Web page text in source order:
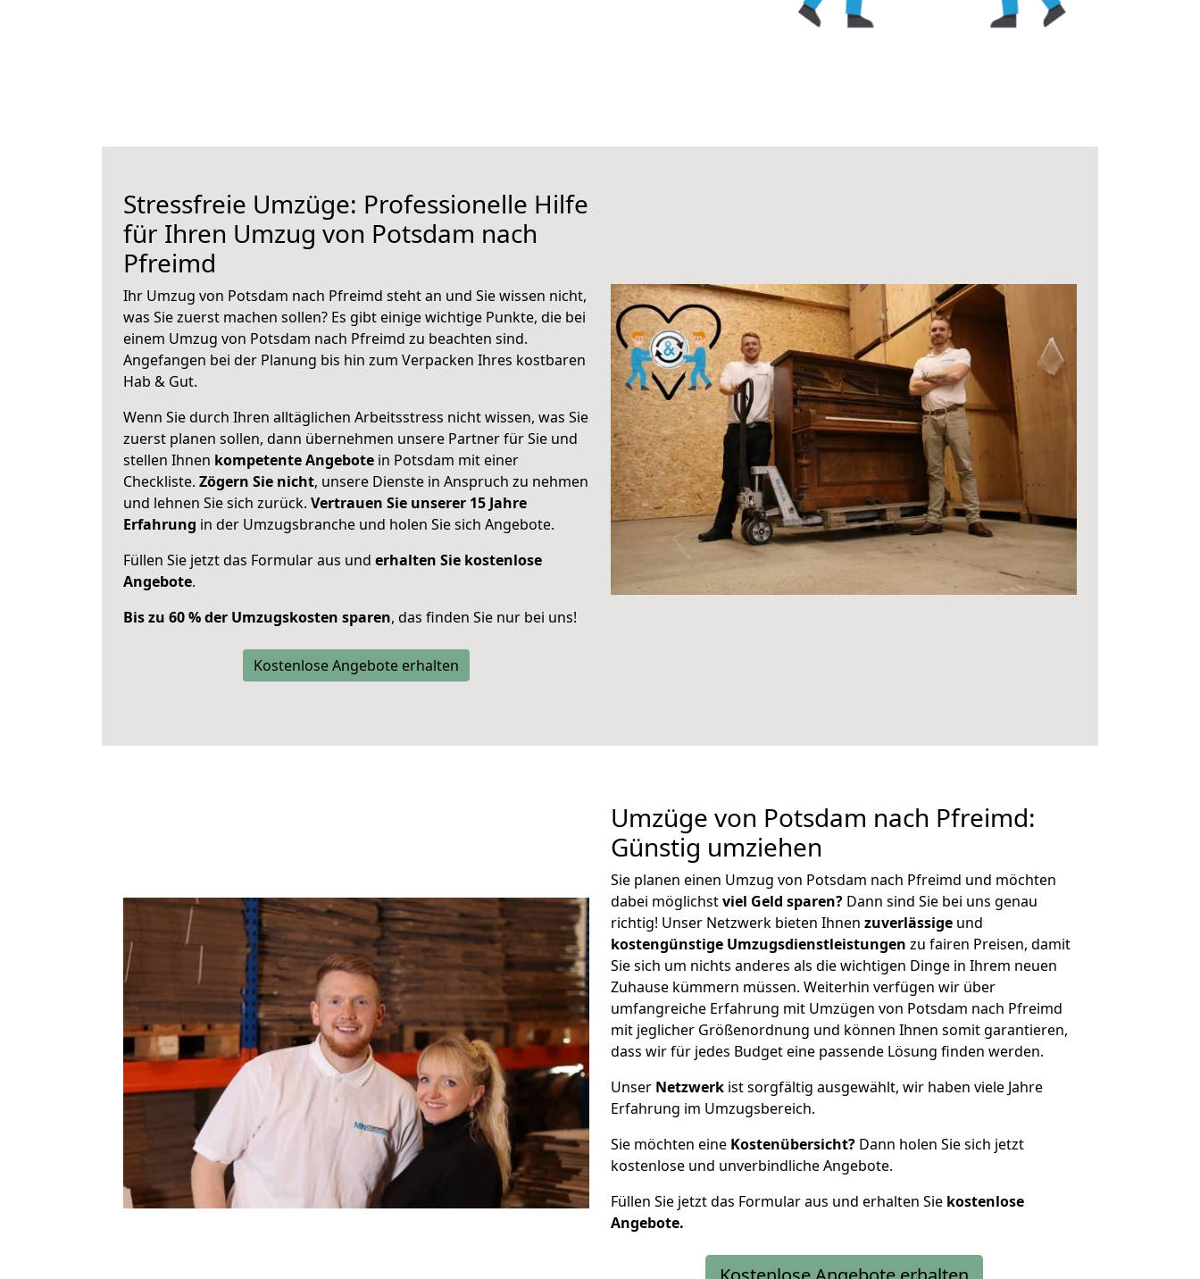
Stressfreie Umzüge: Professionelle Hilfe
für Ihren Umzug von Potsdam nach
Pfreimd
Ihr Umzug von Potsdam nach Pfreimd steht an und Sie wissen nicht,
was Sie zuerst machen sollen? Es gibt einige wichtige Punkte, die bei
einem Umzug von Potsdam nach Pfreimd zu beachten sind.
Angefangen bei der Planung bis hin zum Verpacken Ihres kostbaren
Hab & Gut.
Wenn Sie durch Ihren alltäglichen Arbeitsstress nicht wissen, was Sie
zuerst planen sollen, dann übernehmen unsere Partner für Sie und
stellen Ihnen kompetente Angebote in Potsdam mit einer
Checkliste. Zögern Sie nicht, unsere Dienste in Anspruch zu nehmen
und lehnen Sie sich zurück. Vertrauen Sie unserer 15 Jahre
Erfahrung in der Umzugsbranche und holen Sie sich Angebote.
Füllen Sie jetzt das Formular aus und erhalten Sie kostenlose
Angebote.
Bis zu 60 % der Umzugskosten sparen, das finden Sie nur bei uns!
Kostenlose Angebote erhalten
Umzüge von Potsdam nach Pfreimd:
Günstig umziehen
Sie planen einen Umzug von Potsdam nach Pfreimd und möchten
dabei möglichstviel Geld sparen? Dann sind Sie bei uns genau
richtig! Unser Netzwerk bieten Ihnen zuverlässige und
kostengünstige Umzugsdienstleistungen zu fairen Preisen, damit
Sie sich um nichts anderes als die wichtigen Dinge in Ihrem neuen
Zuhause kümmern müssen. Weiterhin verfügen wir über
umfangreiche Erfahrung mit Umzügen von Potsdam nach Pfreimd
mit jeglicher Größenordnung und können Ihnen somit garantieren,
dass wir für jedes Budget eine passende Lösung finden werden.
Unser Netzwerk ist sorgfältig ausgewählt, wir haben viele Jahre
Erfahrung im Umzugsbereich.
Sie möchten eine Kostenübersicht? Dann holen Sie sich jetzt
kostenlose und unverbindliche Angebote.
Füllen Sie jetzt das Formular aus und erhalten Sie kostenlose
Angebote.